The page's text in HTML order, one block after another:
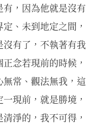
，因為他就是沒有
、未到地定之間，
有了，不執著有我
念若現前的時候，
常、觀法無我，這
現前，就是勝境，
淨的，我不可得，